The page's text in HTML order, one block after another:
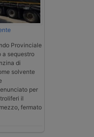
Provinciale
a sequestro
di
solvente
per
il
fermato